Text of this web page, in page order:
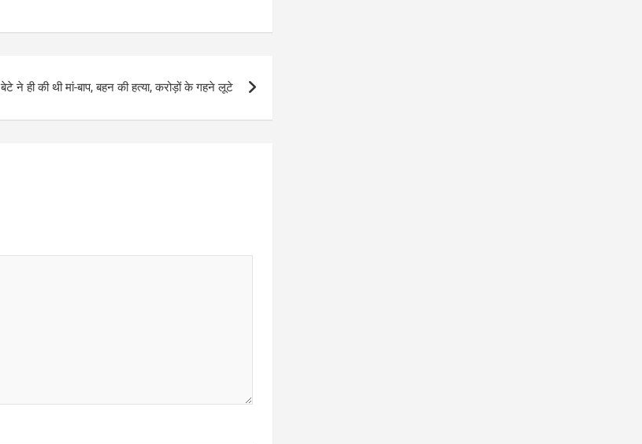
बेटे ने ही की थी मां-बाप, बहन की हत्या, करोड़ों के गहने लूटे